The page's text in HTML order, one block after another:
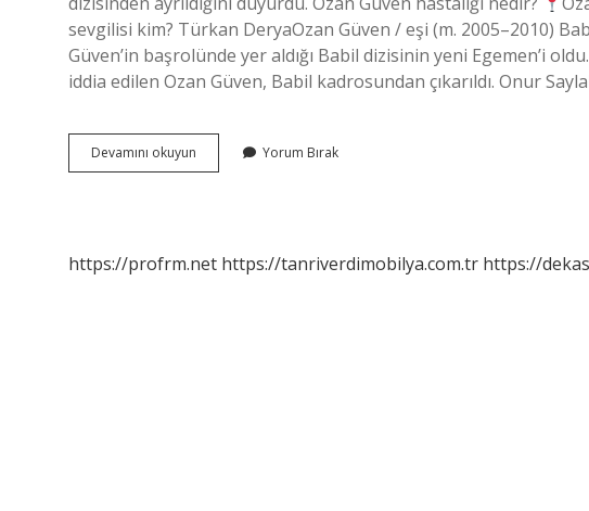
sevgilisi kim? Türkan DeryaOzan Güven / eşi (m. 2005–2010)
Güven’in başrolünde yer aldığı Babil dizisinin yeni Egemen’i
iddia edilen Ozan Güven, Babil kadrosundan çıkarıldı. Onur
Devamını okuyun
Güven
Yorum Bırak
https://profrm.net https://tanriverdimobilya.com.tr https://